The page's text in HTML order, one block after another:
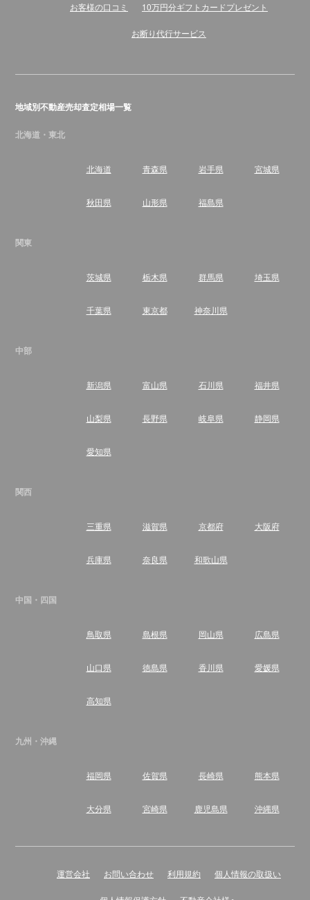
お客様の口コミ 10万円分ギフトカードプレゼント
お断り代行サービス
地域別不動産売却査定相場一覧
北海道・東北
北海道 青森県 岩手県 宮城県
秋田県 山形県 福島県
関東
茨城県 栃木県 群馬県 埼玉県
千葉県 東京都 神奈川県
中部
新潟県 富山県 石川県 福井県
山梨県 長野県 岐阜県 静岡県
愛知県
関西
三重県 滋賀県 京都府 大阪府
兵庫県 奈良県 和歌山県
中国・四国
鳥取県 島根県 岡山県 広島県
山口県 徳島県 香川県 愛媛県
高知県
九州・沖縄
福岡県 佐賀県 長崎県 熊本県
大分県 宮崎県 鹿児島県 沖縄県
運営会社 お問い合わせ 利用規約 個人情報の取扱い